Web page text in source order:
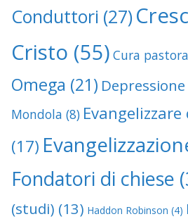
Conduttori (27)
Cristo (55) Cura
Omega (21) Depressione
Mondola (8) Evangelizzare
(17)
Fondatori di chiese
(studi) (13) Haddon Robinson (4)